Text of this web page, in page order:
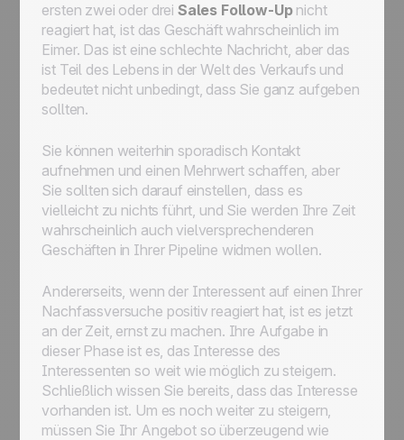
ersten zwei oder drei Sales Follow-Upnicht
reagiert hat, ist das Geschäft wahrscheinlich im
Eimer. Das ist eine schlechte Nachricht, aber das
ist Teil des Lebens in der Welt des Verkaufs und
bedeutet nicht unbedingt, dass Sie ganz aufgeben
sollten.
Sie können weiterhin sporadisch Kontakt
aufnehmen und einen Mehrwert schaffen, aber
Sie sollten sich darauf einstellen, dass es
vielleicht zu nichts führt, und Sie werden Ihre Zeit
wahrscheinlich auch vielversprechenderen
Geschäften in Ihrer Pipeline widmen wollen.
Andererseits, wenn der Interessent auf einen Ihrer
Nachfassversuche positiv reagiert hat, ist es jetzt
an der Zeit, ernst zu machen. Ihre Aufgabe in
dieser Phase ist es, das Interesse des
Interessenten so weit wie möglich zu steigern.
Schließlich wissen Sie bereits, dass das Interesse
vorhanden ist. Um es noch weiter zu steigern,
müssen Sie Ihr Angebot so überzeugend wie